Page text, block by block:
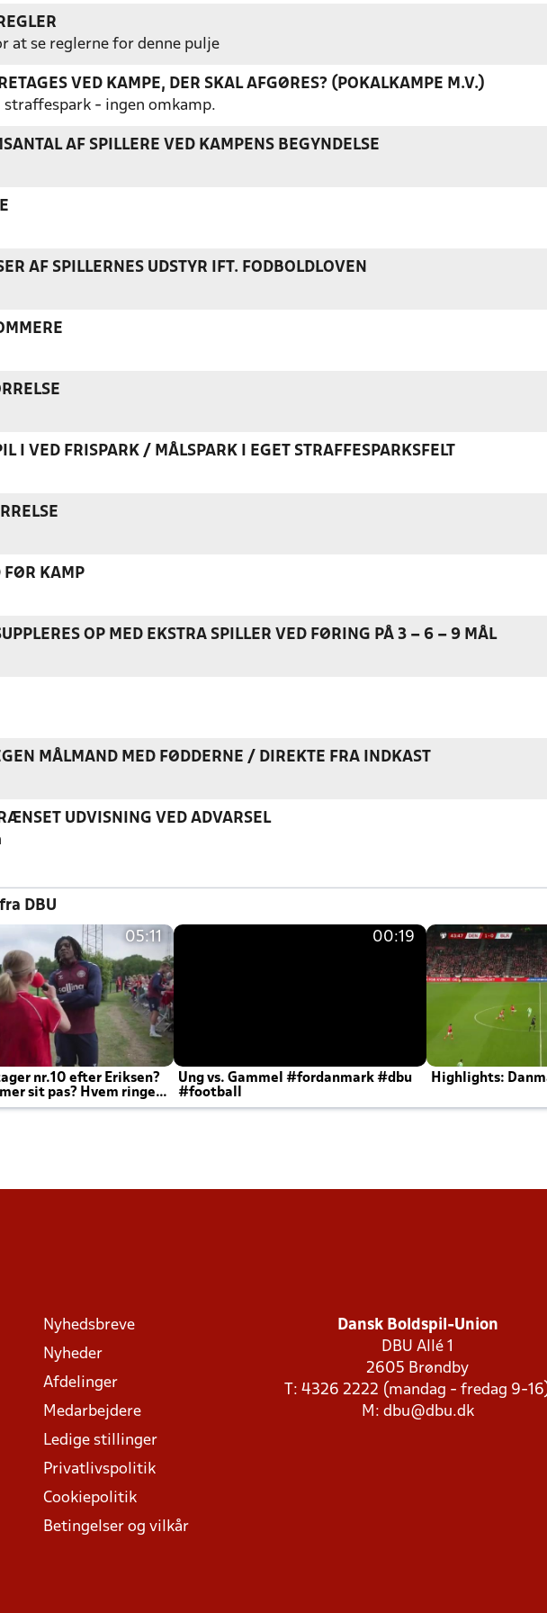
at se reglerne for denne pulje
VED KAMPE, DER SKAL AFGØRES? (POKALKAMPE M.V.)
straffespark - ingen omkamp.
AF SPILLERE VED KAMPENS BEGYNDELSE
AF SPILLERNES UDSTYR IFT. FODBOLDLOVEN
I VED FRISPARK / MÅLSPARK I EGET STRAFFESPARKSFELT
FØR KAMP
OP MED EKSTRA SPILLER VED FØRING PÅ 3 – 6 – 9 MÅL
MÅLMAND MED FØDDERNE / DIREKTE FRA INDKAST
UDVISNING VED ADVARSEL
DBU
05:11
nr.10 efter Eriksen?
sit pas? Hvem ringer
til efter kampe?
00:19
Ung vs. Gammel #fordanmark #dbu
#football
Highlights:
Nyhedsbreve
Nyheder
Afdelinger
Medarbejdere
Ledige stillinger
Privatlivspolitik
Cookiepolitik
Betingelser og vilkår
Dansk Boldspil-Union
DBU Allé 1
2605 Brøndby
T: 4326 2222 (mandag - fredag 9-
M: dbu@dbu.dk